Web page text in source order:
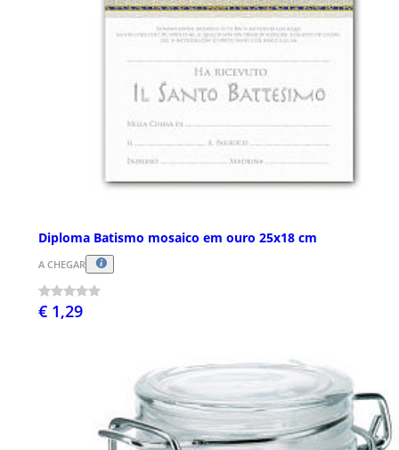
Diploma Batismo mosaico em ouro 25x18 cm
A CHEGAR
€ 1,29